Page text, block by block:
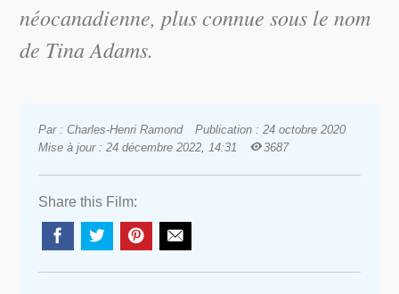
néocanadienne, plus connue sous le nom
de Tina Adams.
Par : Charles-Henri Ramond
Publication : 24 octobre 2020
Mise à jour : 24 décembre 2022, 14:31
3687
Share this Film: